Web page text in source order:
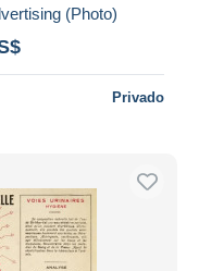
(Photo)
Privado